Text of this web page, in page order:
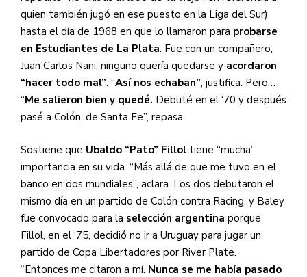
quien también jugó en ese puesto en la Liga del Sur)
hasta el día de 1968 en que lo llamaron para probarse
en Estudiantes de La Plata. Fue con un compañero,
Juan Carlos Nani; ninguno quería quedarse y acordaron
“hacer todo mal”. “Así nos echaban”, justifica. Pero…
“Me salieron bien y quedé. Debuté en el ‘70 y después
pasé a Colón, de Santa Fe”, repasa.
Sostiene que Ubaldo “Pato” Fillol tiene “mucha”
importancia en su vida. “Más allá de que me tuvo en el
banco en dos mundiales”, aclara. Los dos debutaron el
mismo día en un partido de Colón contra Racing, y Baley
fue convocado para la selección argentina porque
Fillol, en el ‘75, decidió no ir a Uruguay para jugar un
partido de Copa Libertadores por River Plate.
“Entonces me citaron a mí. Nunca se me había pasado